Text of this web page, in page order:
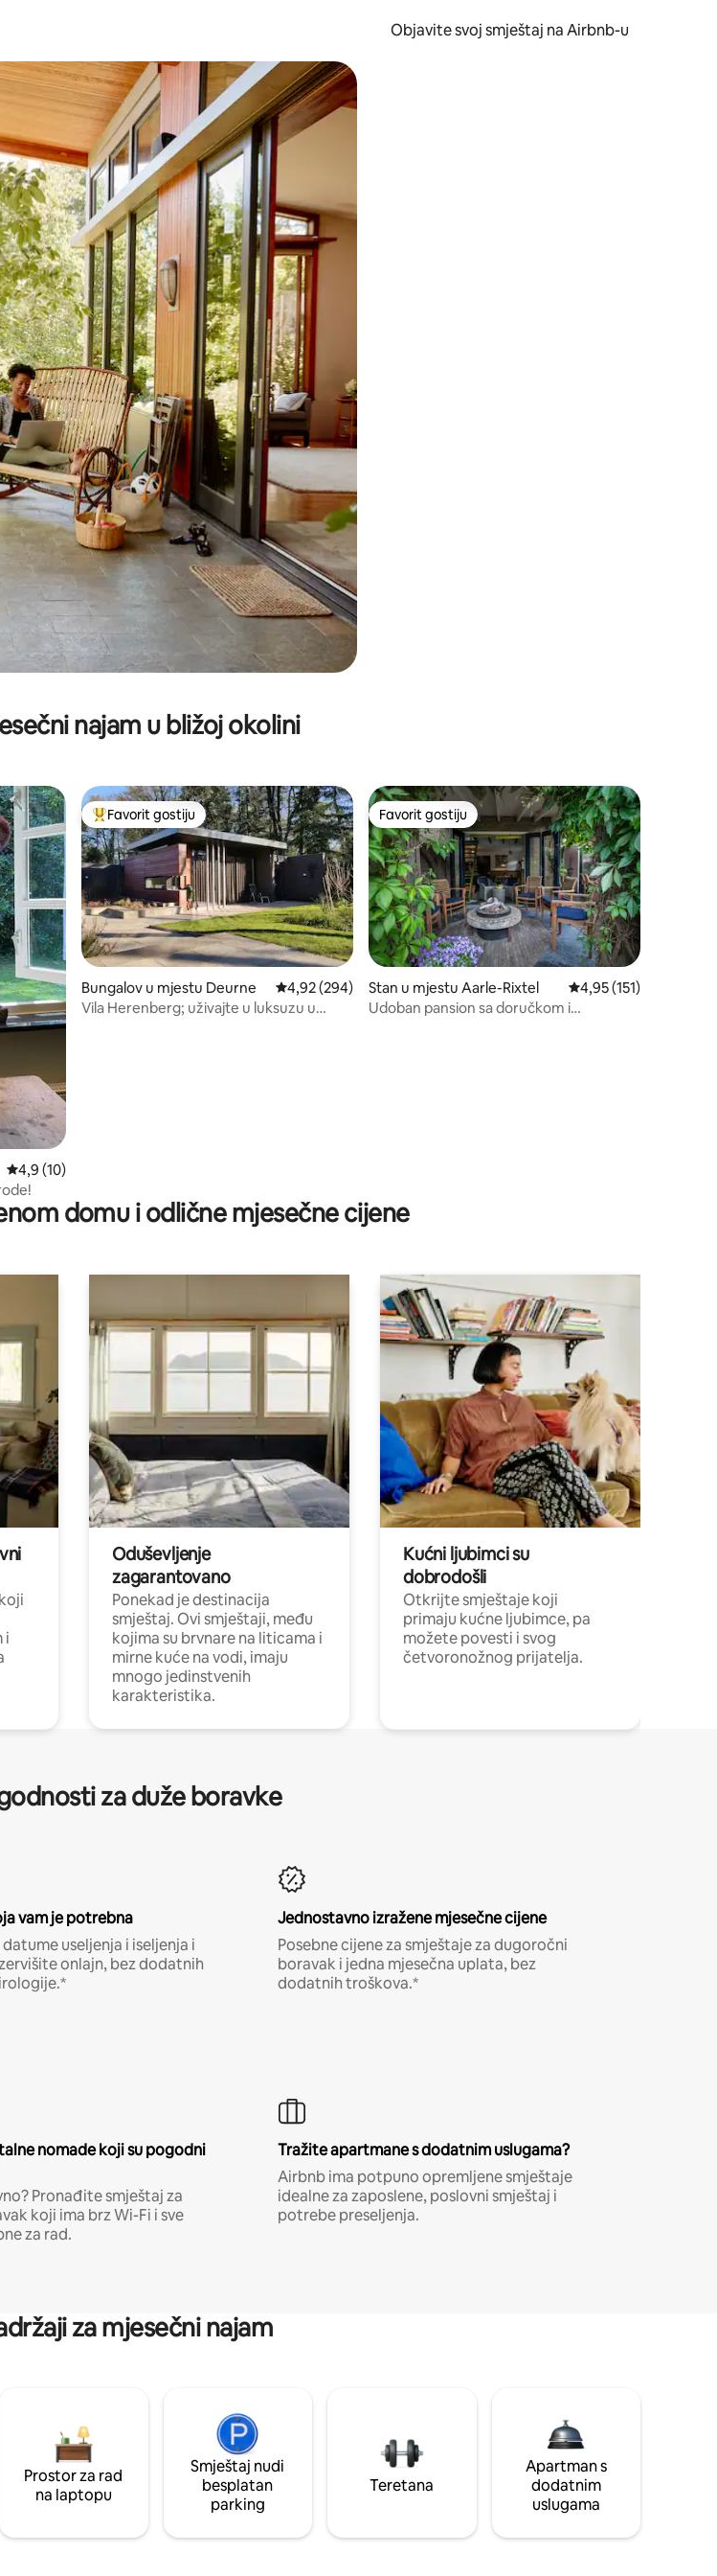
Objavite svoj smještaj na Airbnb-u
i nadolje, kao i da ih istražujte dodirom ili prevlačenjem.
najam u bližoj okolini
prosječna ocjena 4,9 od 5, recenzija: 10
4,9 (10)
Glavni favorit gostiju
Favorit gostiju
Bungalov u mjestu Deurne prosječna ocjena 4,92 od 5, recenzija: 294
4,92 (294)
Vila Herenberg; uživajte u luksuzu u
Favorit gostiju
Favorit gostiju
Stan u mjestu Aarle-Rixtel prosječna ocjena 4,95
4,95 (151)
Udoban pansion sa doručkom i
domu i odlične mjesečne cijene
i
Oduševljenje
zagarantovano
Ponekad je destinacija
smještaj. Ovi smještaji, među
kojima su brvnare na liticama i
mirne kuće na vodi, imaju
mnogo jedinstvenih
karakteristika.
Kućni ljubimci su
dobrodošli
Otkrijte smještaje koji
primaju kućne ljubimce, pa
možete povesti i svog
četvoronožnog prijatelja.
za duže boravke
vam je potrebna
useljenja i iseljenja i
onlajn, bez dodatnih
Jednostavno izražene mjesečne cijene
Posebne cijene za smještaje za dugoročni
boravak i jedna mjesečna uplata, bez
dodatnih troškova.*
nomade koji su pogodni
Pronađite smještaj za
koji ima brz Wi-Fi i sve
za rad.
Tražite apartmane s dodatnim uslugama?
Airbnb ima potpuno opremljene smještaje
idealne za zaposlene, poslovni smještaj i
potrebe preseljenja.
za mjesečni najam
Prostor za rad
na laptopu
Smještaj nudi
besplatan
parking
Teretana
Apartman s
dodatnim
uslugama